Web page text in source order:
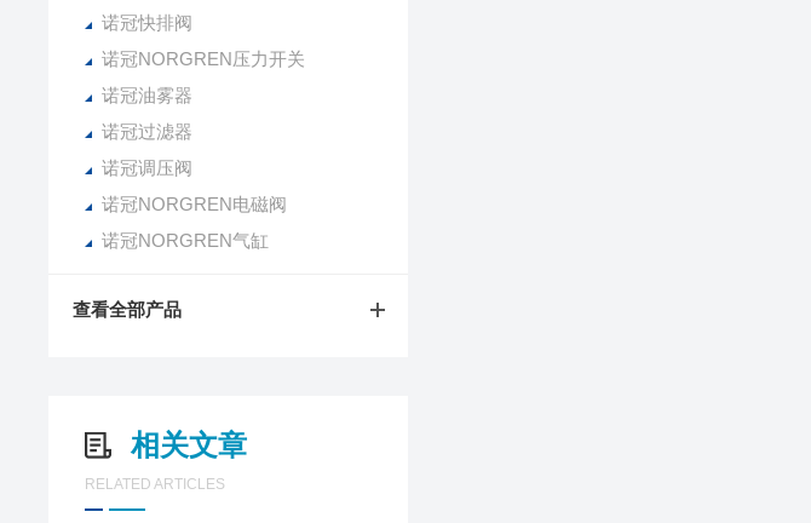
诺冠快排阀
诺冠NORGREN压力开关
诺冠油雾器
诺冠过滤器
诺冠调压阀
诺冠NORGREN电磁阀
诺冠NORGREN气缸
查看全部产品
相关文章
RELATED ARTICLES